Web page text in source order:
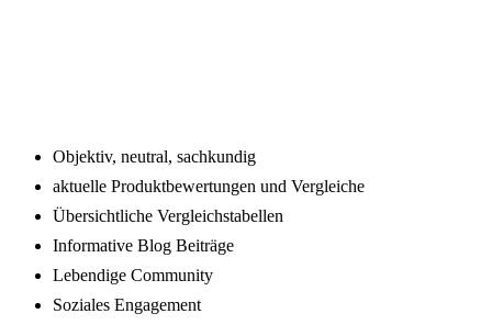
Objektiv, neutral, sachkundig
aktuelle Produktbewertungen und Vergleiche
Übersichtliche Vergleichstabellen
Informative Blog Beiträge
Lebendige Community
Soziales Engagement